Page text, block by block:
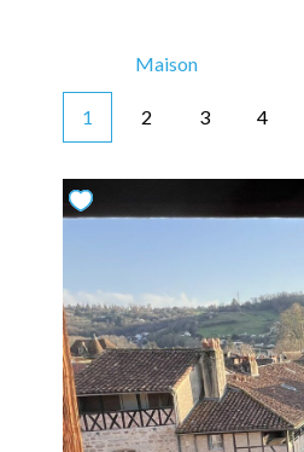
Maison
1 2 3 4